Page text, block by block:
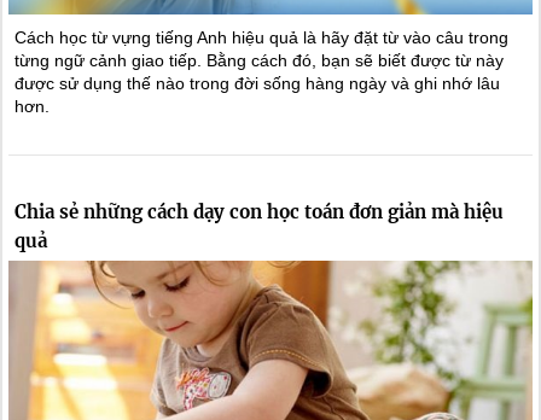
Cách học từ vựng tiếng Anh hiệu quả là hãy đặt từ vào câu trong
từng ngữ cảnh giao tiếp. Bằng cách đó, bạn sẽ biết được từ này
được sử dụng thế nào trong đời sống hàng ngày và ghi nhớ lâu
hơn.
Chia sẻ những cách dạy con học toán đơn giản mà hiệu
quả